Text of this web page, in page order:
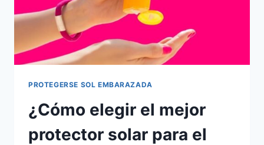
PROTEGERSE SOL EMBARAZADA
¿Cómo elegir el mejor
protector solar para el